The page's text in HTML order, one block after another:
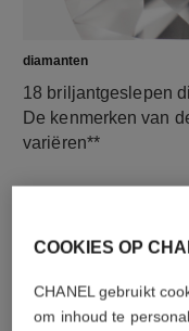
diamanten
18 briljantgeslepen
De kenmerken van
variëren**
COOKIES OP
CHANEL gebruikt
om inhoud te